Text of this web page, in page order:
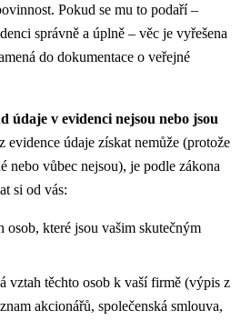
Pokud se mu to podaří –
správně a úplně – věc je vyřešena
do dokumentace o veřejné
údaje v evidenci nejsou nebo jsou
evidence údaje získat nemůže (protože
nebo vůbec nejsou), je podle zákona
si od vás:
osob, které jsou vašim skutečným
vztah těchto osob k vaší firmě (výpis z
akcionářů, společenská smlouva,